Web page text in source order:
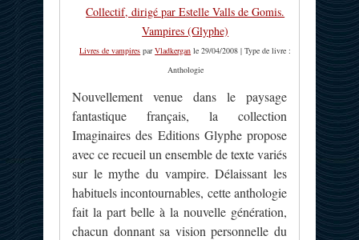
Collectif, dirigé par Estelle Valls de Gomis.
Vampires (Glyphe)
Livres de vampires parVladkergan le 29/04/2008 | Type de livre :
Anthologie
Nouvellement venue dans le paysage
fantastique français, la collection
Imaginaires des Editions Glyphe propose
avec ce recueil un ensemble de texte variés
sur le mythe du vampire. Délaissant les
habituels incontournables, cette anthologie
fait la part belle à la nouvelle génération,
chacun donnant sa vision personnelle du